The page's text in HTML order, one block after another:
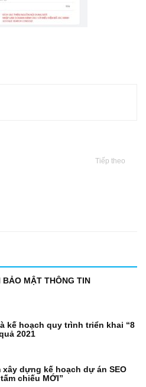
Tiếp theo
BẢO MẬT THÔNG TIN
kế hoạch quy trình triển khai “8
2021
xây dựng kế hoạch dự án SEO
chiếu MỚI”